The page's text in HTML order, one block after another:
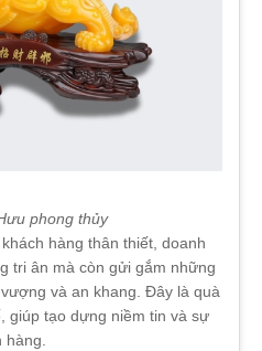
phong thủy
hàng thân thiết, doanh
tri ân mà còn gửi gắm những
và an khang. Đây là quà
giúp tạo dựng niềm tin và sự